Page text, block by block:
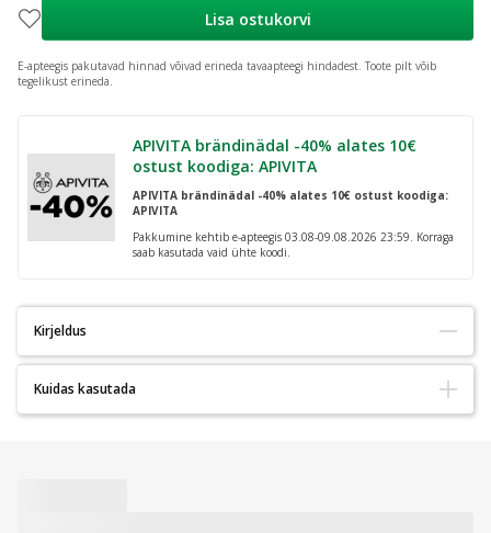
Lisa ostukorvi
E-apteegis pakutavad hinnad võivad erineda tavaapteegi hindadest. Toote pilt võib
tegelikust erineda.
APIVITA brändinädal -40% alates 10€
ostust koodiga: APIVITA
APIVITA brändinädal -40% alates 10€ ostust koodiga:
APIVITA
Pakkumine kehtib e-apteegis 03.08-09.08.2026 23:59. Korraga
saab kasutada vaid ühte koodi.
Kirjeldus
Kuidas kasutada